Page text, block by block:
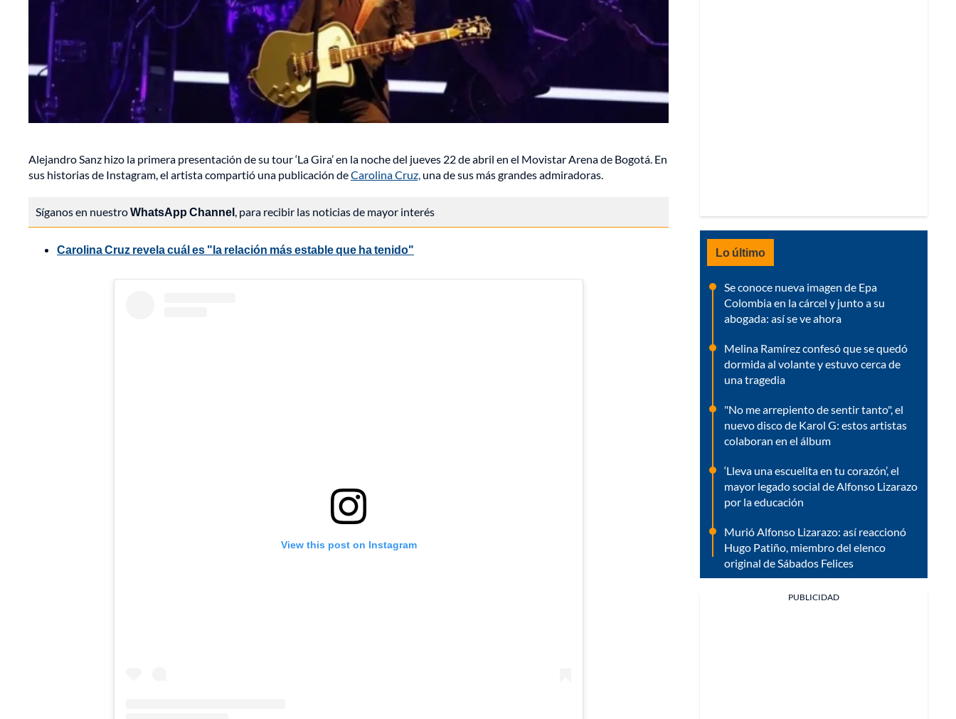
Alejandro Sanz hizo la primera presentación de su tour ‘La Gira’ en la noche del jueves 22 de abril en el Movistar Arena de Bogotá. En
sus historias de Instagram, el artista compartió una publicación deCarolina Cruz, una de sus más grandes admiradoras.
Síganos en nuestroWhatsApp Channel, para recibir las noticias de mayor interés
Carolina Cruz revela cuál es "la relación más estable que ha tenido"
View this post on Instagram
Lo último
Se conoce nueva imagen de Epa
Colombia en la cárcel y junto a su
abogada: así se ve ahora
Melina Ramírez confesó que se quedó
dormida al volante y estuvo cerca de
una tragedia
"No me arrepiento de sentir tanto", el
nuevo disco de Karol G: estos artistas
colaboran en el álbum
‘Lleva una escuelita en tu corazón’, el
mayor legado social de Alfonso Lizarazo
por la educación
Murió Alfonso Lizarazo: así reaccionó
Hugo Patiño, miembro del elenco
original de Sábados Felices
PUBLICIDAD